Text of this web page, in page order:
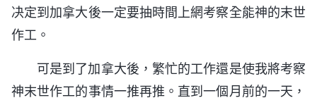
决定到加拿大後一定要抽時間上網考察全能神的末世
作工。
可是到了加拿大後，繁忙的工作還是使我將考察
神末世作工的事情一推再推。直到一個月前的一天，